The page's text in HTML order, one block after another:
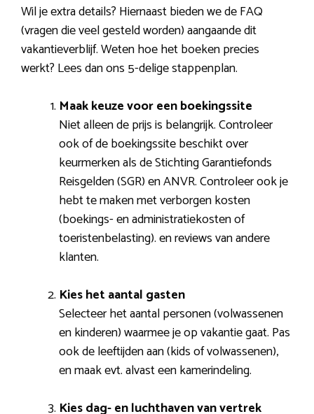
Wil je extra details? Hiernaast bieden we de FAQ
(vragen die veel gesteld worden) aangaande dit
vakantieverblijf. Weten hoe het boeken precies
werkt? Lees dan ons 5-delige stappenplan.
Maak keuze voor een boekingssite
Niet alleen de prijs is belangrijk. Controleer
ook of de boekingssite beschikt over
keurmerken als de Stichting Garantiefonds
Reisgelden (SGR) en ANVR. Controleer ook je
hebt te maken met verborgen kosten
(boekings- en administratiekosten of
toeristenbelasting). en reviews van andere
klanten.
Kies het aantal gasten
Selecteer het aantal personen (volwassenen
en kinderen) waarmee je op vakantie gaat. Pas
ook de leeftijden aan (kids of volwassenen),
en maak evt. alvast een kamerindeling.
Kies dag- en luchthaven van vertrek